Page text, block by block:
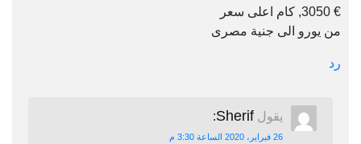
€ 3050, كام اعلى سعر
من يورو الى جنية مصرى
رد
يقول Sherif
:
26 فبراير، 2020 الساعة 3:30 م